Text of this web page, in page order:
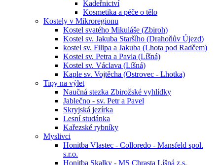
Kadeřnictví
Kosmetika a péče o tělo
Kostely v Mikroregionu
Kostel svatého Mikuláše (Zbiroh)
Kostel sv. Jakuba Staršího (Drahoňův Újezd)
kostel sv. Filipa a Jakuba (Lhota pod Radčem)
Kostel sv. Petra a Pavla (Líšná)
Kostel sv. Václava (Líšná)
Kaple sv. Vojtěcha (Ostrovec - Lhotka)
Tipy na výlet
Naučná stezka Zbirožské vyhlídky
Jablečno - sv. Petr a Pavel
Skryjská jezírka
Lesní studánka
Kařezské rybníky
Myslivci
Honitba Vlastec - Colloredo - Mansfeld spol.
s.r.o.
Honitba Skalky - MS Chrasta Líšná z.s.